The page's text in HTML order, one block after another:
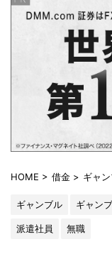
HOME > 借金 > ギャ
ギャンブル ギャン
派遣社員 無職